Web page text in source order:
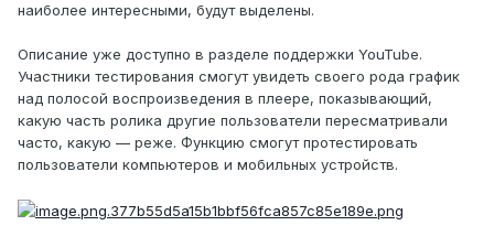
наиболее интересными, будут выделены.
Описание уже доступно в разделе поддержки YouTube.
Участники тестирования смогут увидеть своего рода график
над полосой воспроизведения в плеере, показывающий,
какую часть ролика другие пользователи пересматривали
часто, какую — реже. Функцию смогут протестировать
пользователи компьютеров и мобильных устройств.